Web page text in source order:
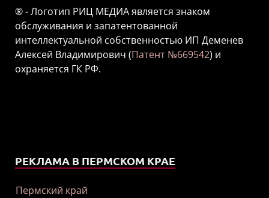
® - Логотип РИЦ МЕДИА является знаком
обслуживания и запатентованной
интеллектуальной собственностью ИП Деменев
Алексей Владимирович (Патент №669542) и
охраняется ГК РФ.
РЕКЛАМА В ПЕРМСКОМ КРАЕ
Пермский край